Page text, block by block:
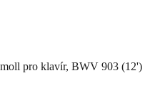
pro klavír, BWV 903 (12')